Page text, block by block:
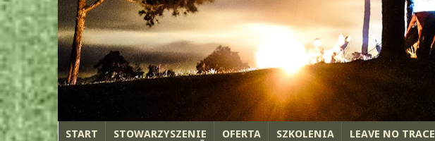
START STOWARZYSZENIE OFERTA SZKOLENIA LEAVE NO TRACE